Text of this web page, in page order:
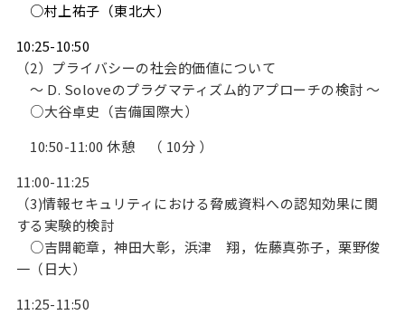
○村上祐子（東北大）
10:25-10:50
（2）プライバシーの社会的価値について
～ D. Soloveのプラグマティズム的アプローチの検討 ～
○大谷卓史（吉備国際大）
10:50-11:00 休憩 （ 10分 ）
11:00-11:25
（3)情報セキュリティにおける脅威資料への認知効果に関
する実験的検討
○吉開範章，神田大彰，浜津 翔，佐藤真弥子，栗野俊
一（日大）
11:25-11:50